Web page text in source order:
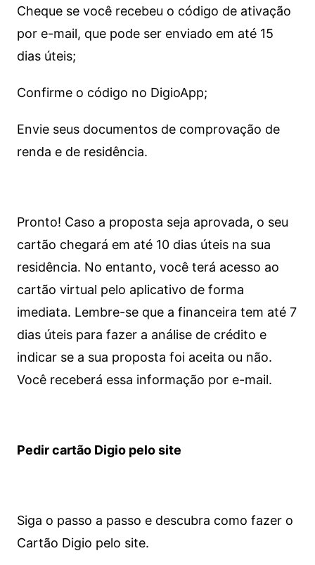
Cheque se você recebeu o código de ativação
por e-mail, que pode ser enviado em até 15
dias úteis;
Confirme o código no DigioApp;
Envie seus documentos de comprovação de
renda e de residência.
Pronto! Caso a proposta seja aprovada, o seu
cartão chegará em até 10 dias úteis na sua
residência. No entanto, você terá acesso ao
cartão virtual pelo aplicativo de forma
imediata. Lembre-se que a financeira tem até 7
dias úteis para fazer a análise de crédito e
indicar se a sua proposta foi aceita ou não.
Você receberá essa informação por e-mail.
Pedir cartão Digio pelo site
Siga o passo a passo e descubra como fazer o
Cartão Digio pelo site.